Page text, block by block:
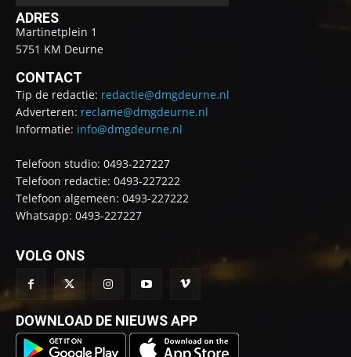
ADRES
Martinetplein 1
5751 KM Deurne
CONTACT
Tip de redactie: redactie@dmgdeurne.nl
Adverteren: reclame@dmgdeurne.nl
Informatie: info@dmgdeurne.nl
Telefoon studio: 0493-227227
Telefoon redactie: 0493-227222
Telefoon algemeen: 0493-227222
Whatsapp: 0493-227227
VOLG ONS
DOWNLOAD DE NIEUWS APP